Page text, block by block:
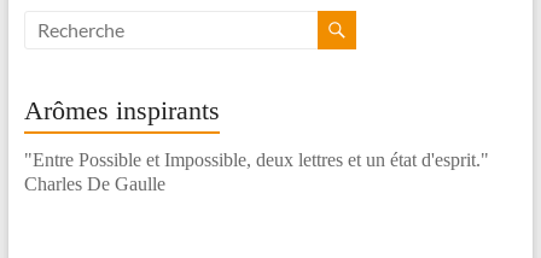
Arômes inspirants
"Entre Possible et Impossible, deux lettres et un état d'esprit."
Charles De Gaulle